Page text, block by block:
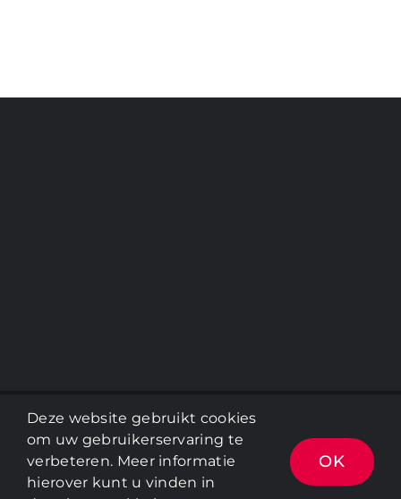
Copyright 2012 - 2022 |Avada Website Builder
ThemeFusion| All Rights Reserved | Powered by
WordPress
FacebookInstagram
Deze website gebruikt cookies
om uw gebruikerservaring te
verbeteren. Meer informatie
hierover kunt u vinden in
OK